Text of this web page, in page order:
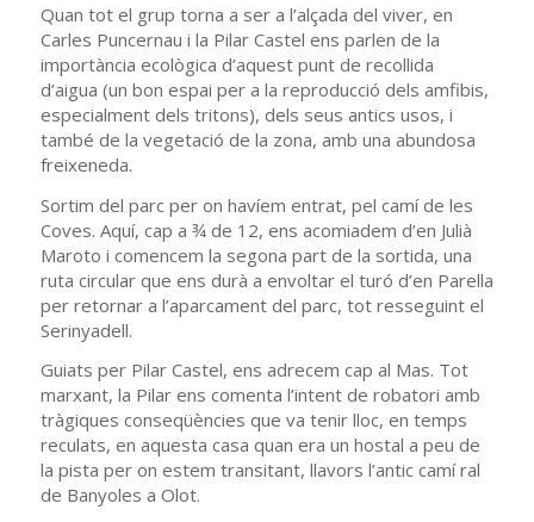
Quan tot el grup torna a ser a l’alçada del viver, en
Carles Puncernau i la Pilar Castel ens parlen de la
importància ecològica d’aquest punt de recollida
d’aigua (un bon espai per a la reproducció dels amfibis,
especialment dels tritons), dels seus antics usos, i
també de la vegetació de la zona, amb una abundosa
freixeneda.
Sortim del parc per on havíem entrat, pel camí de les
Coves. Aquí, cap a ¾ de 12, ens acomiadem d’en Julià
Maroto i comencem la segona part de la sortida, una
ruta circular que ens durà a envoltar el turó d’en Parella
per retornar a l’aparcament del parc, tot resseguint el
Serinyadell.
Guiats per Pilar Castel, ens adrecem cap al Mas. Tot
marxant, la Pilar ens comenta l’intent de robatori amb
tràgiques conseqüències que va tenir lloc, en temps
reculats, en aquesta casa quan era un hostal a peu de
la pista per on estem transitant, llavors l’antic camí ral
de Banyoles a Olot.